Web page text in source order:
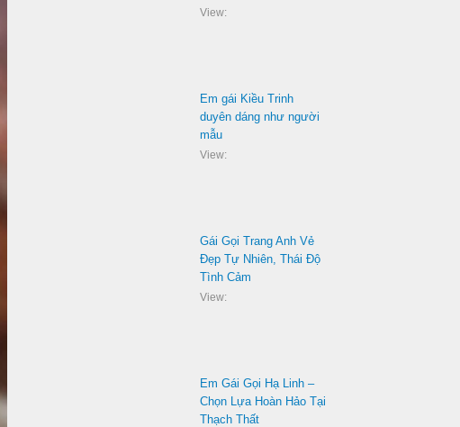
View:
Em gái Kiều Trinh
duyên dáng như người
mẫu
View:
Gái Gọi Trang Anh Vẻ
Đẹp Tự Nhiên, Thái Độ
Tình Cảm
View:
Em Gái Gọi Hạ Linh –
Chọn Lựa Hoàn Hảo Tại
Thạch Thất